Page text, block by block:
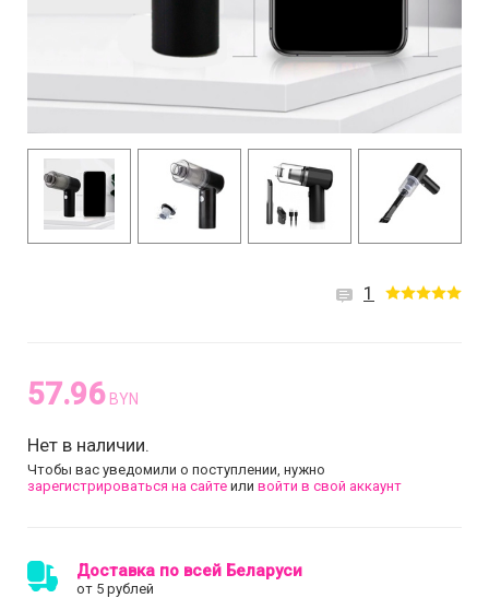
1
57.96 BYN
Нет в наличии.
Чтобы вас уведомили о поступлении, нужно
зарегистрироваться на сайте или войти в свой аккаунт
Доставка по всей Беларуси
от 5 рублей